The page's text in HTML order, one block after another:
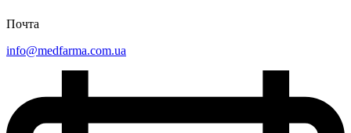
Почта
info@medfarma.com.ua